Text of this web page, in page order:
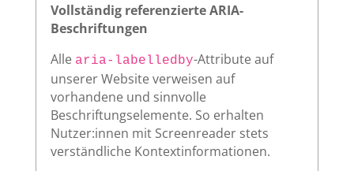
Vollständig referenzierte ARIA-
Beschriftungen
Alle aria-labelledby-Attribute auf
unserer Website verweisen auf
vorhandene und sinnvolle
Beschriftungselemente. So erhalten
Nutzer:innen mit Screenreader stets
verständliche Kontextinformationen.